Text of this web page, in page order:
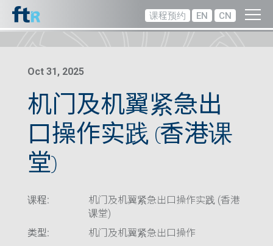
课程预约 EN CN
Oct 31, 2025
机门及机翼紧急出
口操作实践 (香港课
堂)
课程:
机门及机翼紧急出口操作实践 (香港
课堂)
类型:
机门及机翼紧急出口操作